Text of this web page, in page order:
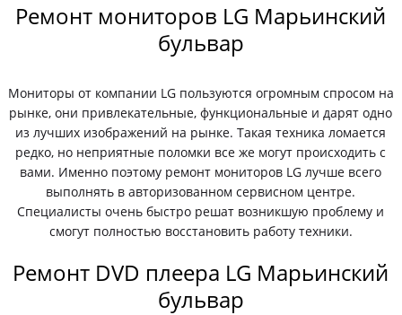
Ремонт мониторов LG Марьинский
бульвар
Мониторы от компании LG пользуются огромным спросом на
рынке, они привлекательные, функциональные и дарят одно
из лучших изображений на рынке. Такая техника ломается
редко, но неприятные поломки все же могут происходить с
вами. Именно поэтому ремонт мониторов LG лучше всего
выполнять в авторизованном сервисном центре.
Специалисты очень быстро решат возникшую проблему и
смогут полностью восстановить работу техники.
Ремонт DVD плеера LG Марьинский
бульвар